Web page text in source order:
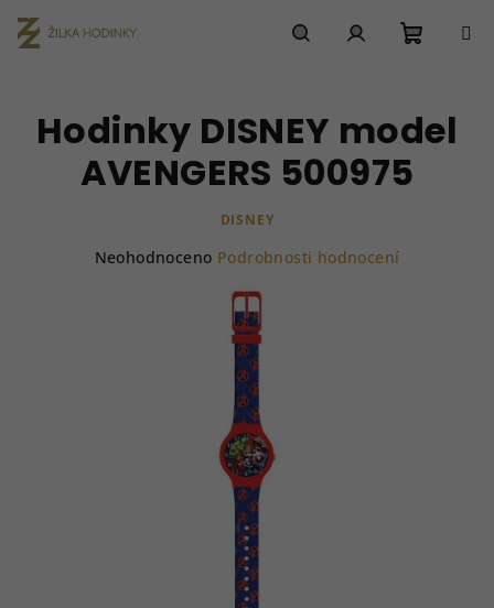
na
obsah
košík
Hodinky DISNEY model
AVENGERS 500975
DISNEY
Neohodnoceno Podrobnosti hodnocení